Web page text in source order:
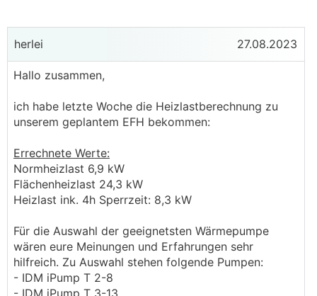
herlei 27.08.2023
Hallo zusammen,
ich habe letzte Woche die Heizlastberechnung zu
unserem geplantem EFH bekommen:
Errechnete Werte:
Normheizlast 6,9 kW
Flächenheizlast 24,3 kW
Heizlast ink. 4h Sperrzeit: 8,3 kW
Für die Auswahl der geeignetsten Wärmepumpe
wären eure Meinungen und Erfahrungen sehr
hilfreich. Zu Auswahl stehen folgende Pumpen:
- IDM iPump T 2-8
- IDM iPump T 3-13